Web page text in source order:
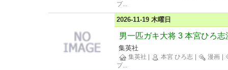
プ...
2026-11-19 木曜日
男一匹ガキ大将 3 本宮ひろ
集英社
集英社 本宮 ひろ志 漫画
プ...